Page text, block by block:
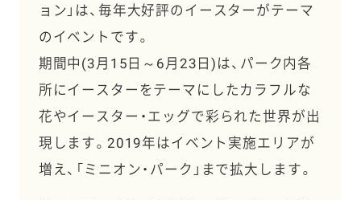
ョン」は、毎年大好評のイースターがテーマ
のイベントです。
期間中(3月15日～6月23日)は、パーク内各
所にイースターをテーマにしたカラフルな
花やイースター・エッグで彩られた世界が出
現します。2019年はイベント実施エリアが
増え、「ミニオン・パーク」まで拡大します。